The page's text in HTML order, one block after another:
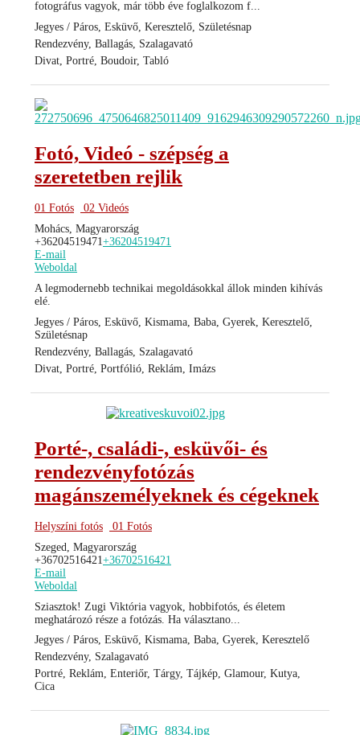
fotográfus vagyok, már több éve foglalkozom f...
Jegyes / Páros, Esküvő, Keresztelő, Születésnap
Rendezvény, Ballagás, Szalagavató
Divat, Portré, Boudoir, Tabló
Fotó, Videó - szépség a
szeretetben rejlik
01 Fotós
02 Videós
Mohács, Magyarország
+36204519471+36204519471
E-mail
Weboldal
A legmodernebb technikai megoldásokkal állok minden kihívás
elé.
Jegyes / Páros, Esküvő, Kismama, Baba, Gyerek, Keresztelő,
Születésnap
Rendezvény, Ballagás, Szalagavató
Divat, Portré, Portfólió, Reklám, Imázs
Porté-, családi-, esküvői- és
rendezvényfotózás
magánszemélyeknek és cégeknek
Helyszíni fotós
01 Fotós
Szeged, Magyarország
+36702516421 +36702516421
E-mail
Weboldal
Sziasztok! Zugi Viktória vagyok, hobbifotós, és életem
meghatározó része a fotózás. Ha választano...
Jegyes / Páros, Esküvő, Kismama, Baba, Gyerek, Keresztelő
Rendezvény, Szalagavató
Portré, Reklám, Enteriőr, Tárgy, Tájkép, Glamour, Kutya,
Cica